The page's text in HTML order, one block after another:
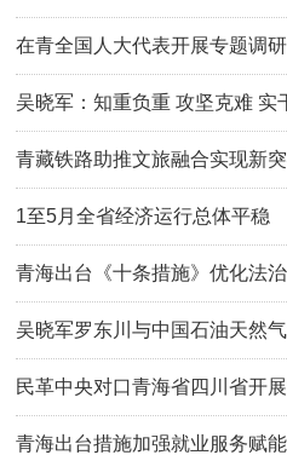
在青全国人大代表开展专题调研
吴晓军：知重负重 攻坚克难 实
官一任造福一方
青藏铁路助推文旅融合实现新
1至5月全省经济运行总体平稳
青海出台《十条措施》优化法
吴晓军罗东川与中国石油天然
长戴厚良一行座谈
民革中央对口青海省四川省开
和高质量发展民主监督工作启
青海出台措施加强就业服务赋